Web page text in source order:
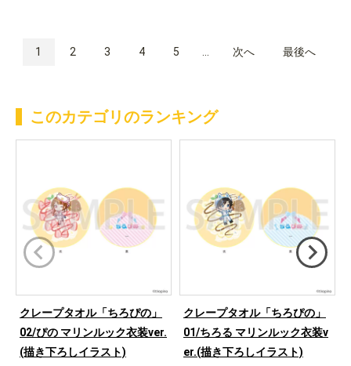
1 2 3 4 5 次へ 最後へ
このカテゴリのランキング
クレープタオル「ちろぴの」
02/ぴの マリンルック衣装ver.
(描き下ろしイラスト)
クレープタオル「ちろぴの」
01/ちろる マリンルック衣装v
er.(描き下ろしイラスト)